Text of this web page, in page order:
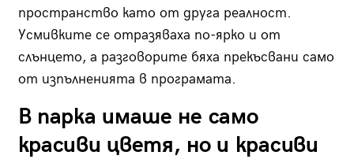
пространство като от друга реалност.
Усмивките се отразяваха по-ярко и от
слънцето, а разговорите бяха прекъсвани само
от изпълненията в програмата.
В парка имаше не само
красиви цветя, но и красиви